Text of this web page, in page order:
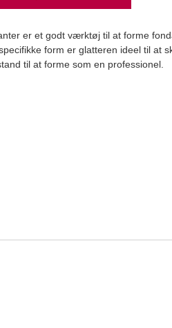
er et godt værktøj til at forme
form er glatteren ideel til at
til at forme som en professionel.